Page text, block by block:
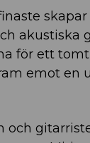
skapar
akustiska
för ett
emot en
och